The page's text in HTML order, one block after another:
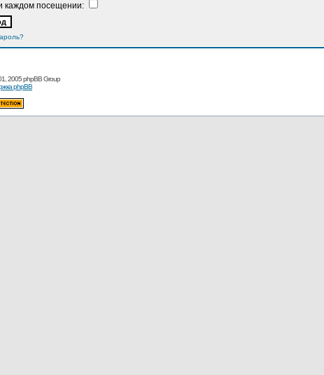
каждом посещении:
2005 phpBB Group
phpBB